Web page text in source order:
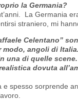
la Germania?
La Germania
straniero, mi
Celentano”
angoli di
una di quelle
dovuta
spesso sorprende